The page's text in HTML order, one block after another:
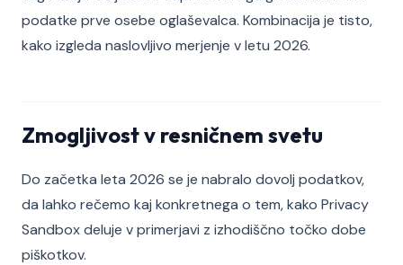
podatke prve osebe oglaševalca. Kombinacija je tisto,
kako izgleda naslovljivo merjenje v letu 2026.
Zmogljivost v resničnem svetu
Do začetka leta 2026 se je nabralo dovolj podatkov,
da lahko rečemo kaj konkretnega o tem, kako Privacy
Sandbox deluje v primerjavi z izhodiščno točko dobe
piškotkov.